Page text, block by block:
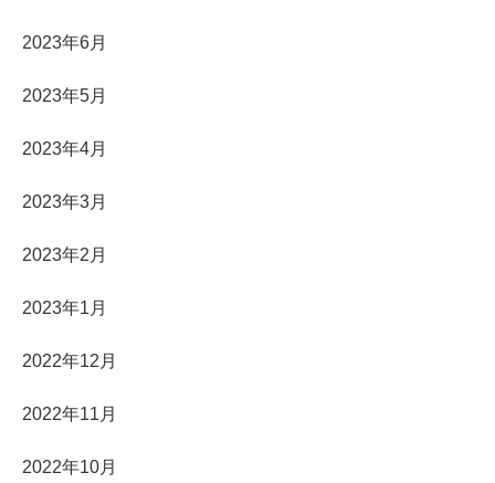
2023年6月
2023年5月
2023年4月
2023年3月
2023年2月
2023年1月
2022年12月
2022年11月
2022年10月